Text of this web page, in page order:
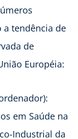
tendência de
de
Européia: